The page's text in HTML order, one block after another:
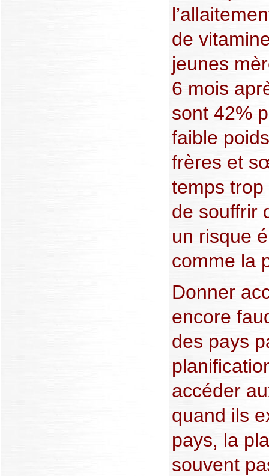
de
jeunes
6 mois
sont 42%
faible
frères et
temps
de souffrir
un risque
comme la
Donner
encore
des pays
accéder
quand ils
pays, la
souvent